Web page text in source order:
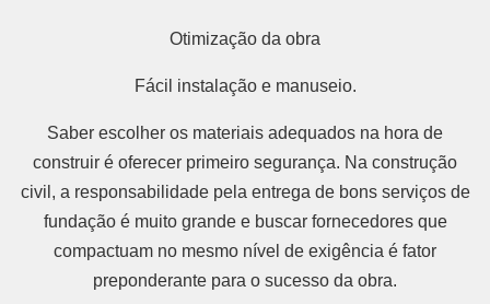
Otimização da obra
Fácil instalação e manuseio.
Saber escolher os materiais adequados na hora de
construir é oferecer primeiro segurança. Na construção
civil, a responsabilidade pela entrega de bons serviços de
fundação é muito grande e buscar fornecedores que
compactuam no mesmo nível de exigência é fator
preponderante para o sucesso da obra.